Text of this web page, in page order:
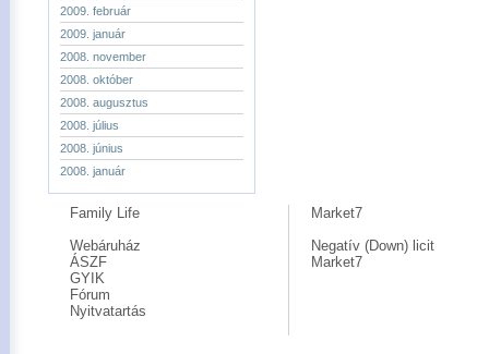
2009. február
2009. január
2008. november
2008. október
2008. augusztus
2008. július
2008. június
2008. január
Family Life
Webáruház
ÁSZF
GYIK
Fórum
Nyitvatartás
Market7
Negatív (Down) licit
Market7